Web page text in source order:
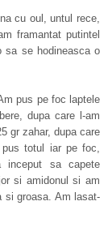
cu oul, untul rece,
framantat putintel
sa se hodineasca o
pus pe foc laptele
dupa care l-am
gr zahar, dupa care
totul iar pe foc,
inceput sa capete
si amidonul si am
si groasa. Am lasat-